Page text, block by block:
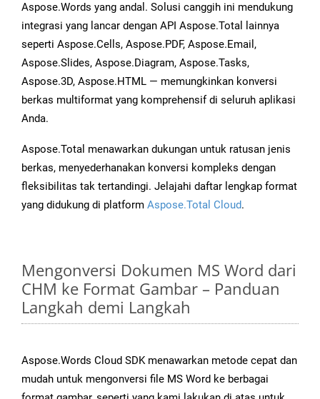
Aspose.Words yang andal. Solusi canggih ini mendukung
integrasi yang lancar dengan API Aspose.Total lainnya
seperti Aspose.Cells, Aspose.PDF, Aspose.Email,
Aspose.Slides, Aspose.Diagram, Aspose.Tasks,
Aspose.3D, Aspose.HTML — memungkinkan konversi
berkas multiformat yang komprehensif di seluruh aplikasi
Anda.
Aspose.Total menawarkan dukungan untuk ratusan jenis
berkas, menyederhanakan konversi kompleks dengan
fleksibilitas tak tertandingi. Jelajahi daftar lengkap format
yang didukung di platform Aspose.Total Cloud.
Mengonversi Dokumen MS Word dari
CHM ke Format Gambar – Panduan
Langkah demi Langkah
Aspose.Words Cloud SDK menawarkan metode cepat dan
mudah untuk mengonversi file MS Word ke berbagai